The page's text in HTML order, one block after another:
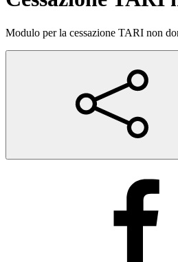
Modulo per la cessazione TARI non